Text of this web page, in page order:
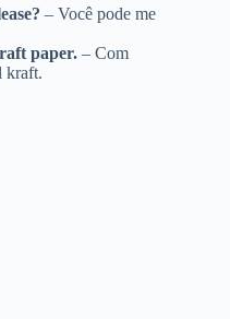
– Você pode me
paper. – Com
kraft.